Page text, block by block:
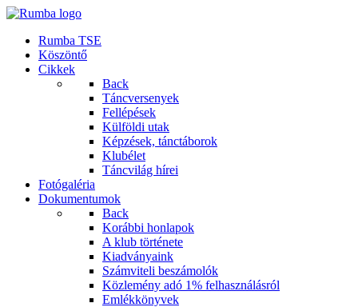
Rumba TSE
Köszöntő
Cikkek
Back
Táncversenyek
Fellépések
Külföldi utak
Képzések, tánctáborok
Klubélet
Táncvilág hírei
Fotógaléria
Dokumentumok
Back
Korábbi honlapok
A klub története
Kiadványaink
Számviteli beszámolók
Közlemény adó 1% felhasználásról
Emlékkönyvek